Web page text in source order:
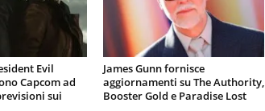
Evil
Capcom ad
sui
James Gunn fornisce
aggiornamenti su The Authority,
Booster Gold e Paradise Lost